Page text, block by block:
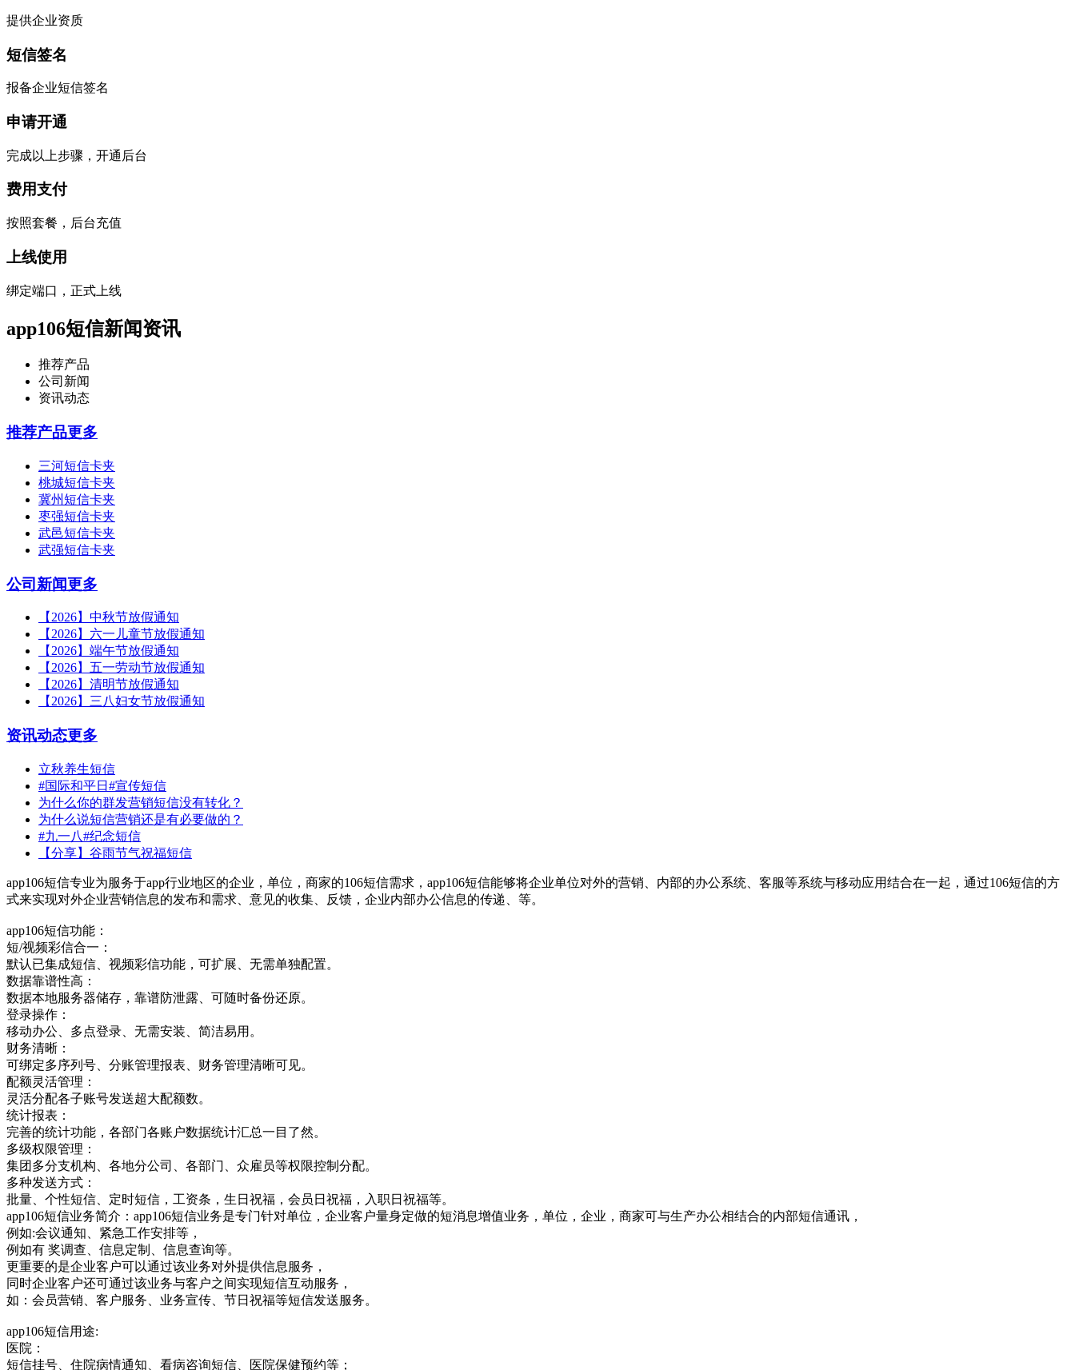
提供企业资质
短信签名
报备企业短信签名
申请开通
完成以上步骤，开通后台
费用支付
按照套餐，后台充值
上线使用
绑定端口，正式上线
app106短信新闻资讯
推荐产品
公司新闻
资讯动态
推荐产品更多
三河短信卡夹
桃城短信卡夹
冀州短信卡夹
枣强短信卡夹
武邑短信卡夹
武强短信卡夹
公司新闻更多
【2026】中秋节放假通知
【2026】六一儿童节放假通知
【2026】端午节放假通知
【2026】五一劳动节放假通知
【2026】清明节放假通知
【2026】三八妇女节放假通知
资讯动态更多
立秋养生短信
#国际和平日#宣传短信
为什么你的群发营销短信没有转化？
为什么说短信营销还是有必要做的？
#九一八#纪念短信
【分享】谷雨节气祝福短信
app106短信专业为服务于app行业地区的企业，单位，商家的106短信需求，app106短信能够将企业单位对外的营销、内部的办公系统、客服等系统与移动应用结合在一起，通过106短信的方
式来实现对外企业营销信息的发布和需求、意见的收集、反馈，企业内部办公信息的传递、等。
app106短信功能：
短/视频彩信合一：
默认已集成短信、视频彩信功能，可扩展、无需单独配置。
数据靠谱性高：
数据本地服务器储存，靠谱防泄露、可随时备份还原。
登录操作：
移动办公、多点登录、无需安装、简洁易用。
财务清晰：
可绑定多序列号、分账管理报表、财务管理清晰可见。
配额灵活管理：
灵活分配各子账号发送超大配额数。
统计报表：
完善的统计功能，各部门各账户数据统计汇总一目了然。
多级权限管理：
集团多分支机构、各地分公司、各部门、众雇员等权限控制分配。
多种发送方式：
批量、个性短信、定时短信，工资条，生日祝福，会员日祝福，入职日祝福等。
app106短信业务简介：app106短信业务是专门针对单位，企业客户量身定做的短消息增值业务，单位，企业，商家可与生产办公相结合的内部短信通讯，
例如:会议通知、紧急工作安排等，
例如有 奖调查、信息定制、信息查询等。
更重要的是企业客户可以通过该业务对外提供信息服务，
同时企业客户还可通过该业务与客户之间实现短信互动服务，
如：会员营销、客户服务、业务宣传、节日祝福等短信发送服务。
app106短信用途:
医院：
短信挂号、住院病情通知、看病咨询短信、医院保健预约等；